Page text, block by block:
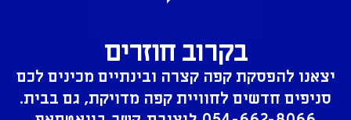
בקרוב חוזרים
יצאנו להפסקת קפה קצרה ובינתיים מכינים לכם
סניפים חדשים לחוויית קפה מדויקת, גם בבית.